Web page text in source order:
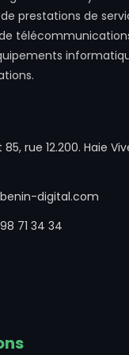
prestations de
rue 12.200. Haie
digital.com
71 34 34